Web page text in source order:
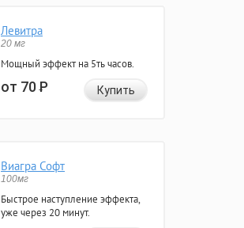
Левитра
20 мг
Мощный эффект на 5ть часов.
от 70Р Купить
Виагра Софт
100мг
Быстрое наступление эффекта,
уже через 20 минут.